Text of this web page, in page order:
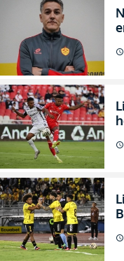
schedule
schedule
schedule